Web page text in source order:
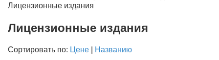
Лицензионные издания
Лицензионные издания
Сортировать по: Цене Названию